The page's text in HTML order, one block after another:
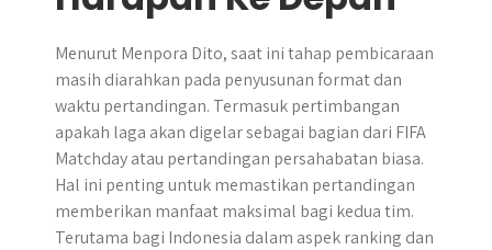
Menurut Menpora Dito, saat ini tahap pembicaraan
masih diarahkan pada penyusunan format dan
waktu pertandingan. Termasuk pertimbangan
apakah laga akan digelar sebagai bagian dari FIFA
Matchday atau pertandingan persahabatan biasa.
Hal ini penting untuk memastikan pertandingan
memberikan manfaat maksimal bagi kedua tim.
Terutama bagi Indonesia dalam aspek ranking dan